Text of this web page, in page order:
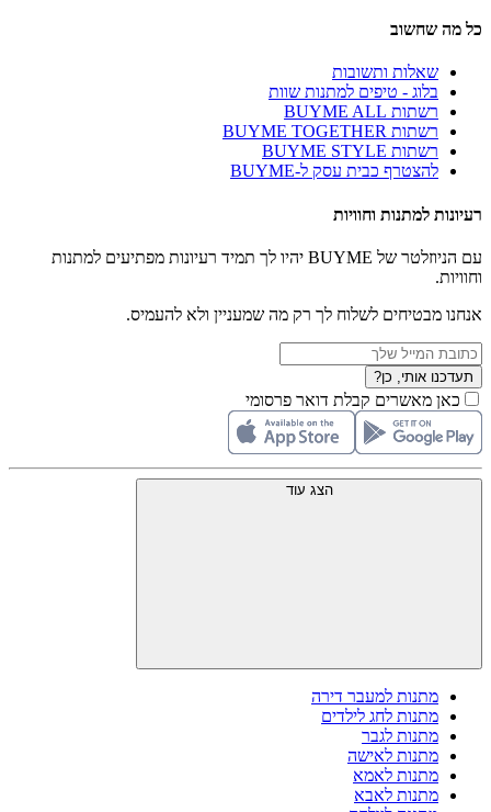
כל מה שחשוב
שאלות ותשובות
בלוג - טיפים למתנות שוות
רשתות BUYME ALL
רשתות BUYME TOGETHER
רשתות BUYME STYLE
להצטרף כבית עסק ל-BUYME
רעיונות למתנות וחוויות
עם הניוזלטר של BUYME יהיו לך תמיד רעיונות מפתיעים למתנות
וחוויות.
אנחנו מבטיחים לשלוח לך רק מה שמעניין ולא להעמיס.
תעדכנו אותי, כן?
כאן מאשרים קבלת דואר פרסומי
הצג עוד
מתנות למעבר דירה
מתנות לחג לילדים
מתנות לגבר
מתנות לאישה
מתנות לאמא
מתנות לאבא